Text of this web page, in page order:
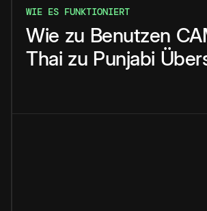
WIE ES FUNKTIONIERT
Wie zu Benutzen
Thai zu Punjabi